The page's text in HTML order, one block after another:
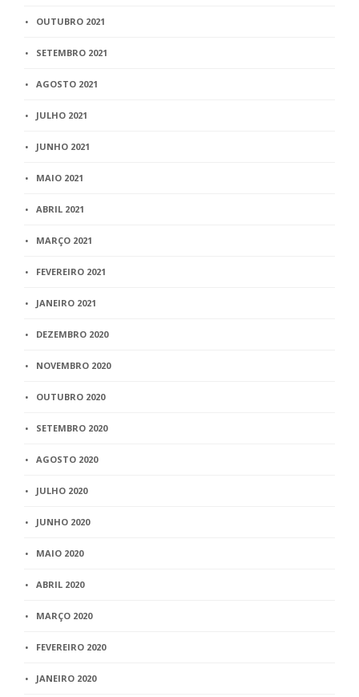
OUTUBRO 2021
SETEMBRO 2021
AGOSTO 2021
JULHO 2021
JUNHO 2021
MAIO 2021
ABRIL 2021
MARÇO 2021
FEVEREIRO 2021
JANEIRO 2021
DEZEMBRO 2020
NOVEMBRO 2020
OUTUBRO 2020
SETEMBRO 2020
AGOSTO 2020
JULHO 2020
JUNHO 2020
MAIO 2020
ABRIL 2020
MARÇO 2020
FEVEREIRO 2020
JANEIRO 2020